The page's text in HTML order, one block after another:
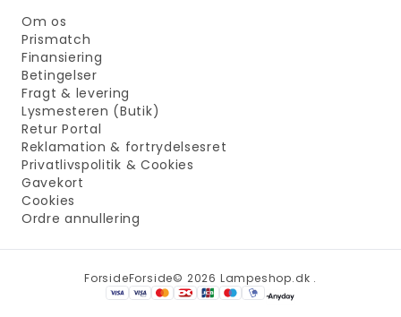
Om os
Prismatch
Finansiering
Betingelser
Fragt & levering
Lysmesteren (Butik)
Retur Portal
Reklamation & fortrydelsesret
Privatlivspolitik & Cookies
Gavekort
Cookies
Ordre annullering
ForsideForside© 2026 Lampeshop.dk .